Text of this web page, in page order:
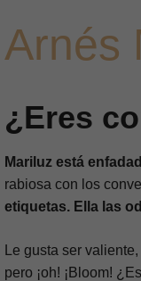
Arnés
¿Eres
Mariluz está
rabiosa con los
etiquetas. Ella las
Le gusta ser
pero ¡oh! ¡Bloom!